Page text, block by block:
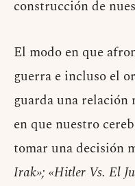
construcción de
El modo en que
guerra e incluso el
guarda una relación
en que nuestro
tomar una decisión
Irak»; «Hitler Vs. El